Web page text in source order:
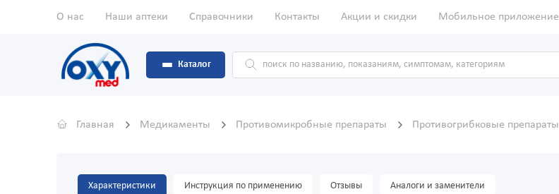
О нас Наши аптеки Справочники Контакты Акции и скидки Мобильное приложение
Каталог
Главная Медикаменты Противомикробные препараты Противогрибковые препараты
Характеристики Инструкция по применению Отзывы Аналоги и заменители